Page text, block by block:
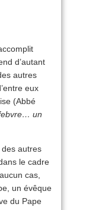
d’autant
autres
eux
(Abbé
un
des autres
le cadre
cas,
un évêque
du Pape